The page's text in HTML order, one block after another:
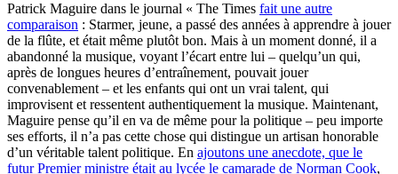
Patrick Maguire dans le journal « The Times fait une autre
comparaison : Starmer, jeune, a passé des années à apprendre à jouer
de la flûte, et était même plutôt bon. Mais à un moment donné, il a
abandonné la musique, voyant l’écart entre lui – quelqu’un qui,
après de longues heures d’entraînement, pouvait jouer
convenablement – et les enfants qui ont un vrai talent, qui
improvisent et ressentent authentiquement la musique. Maintenant,
Maguire pense qu’il en va de même pour la politique – peu importe
ses efforts, il n’a pas cette chose qui distingue un artisan honorable
d’un véritable talent politique. En ajoutons une anecdote, que le
futur Premier ministre était au lycée le camarade de Norman Cook,